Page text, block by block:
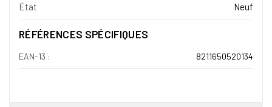
État Neuf
RÉFÉRENCES SPÉCIFIQUES
EAN-13 : 8211650520134